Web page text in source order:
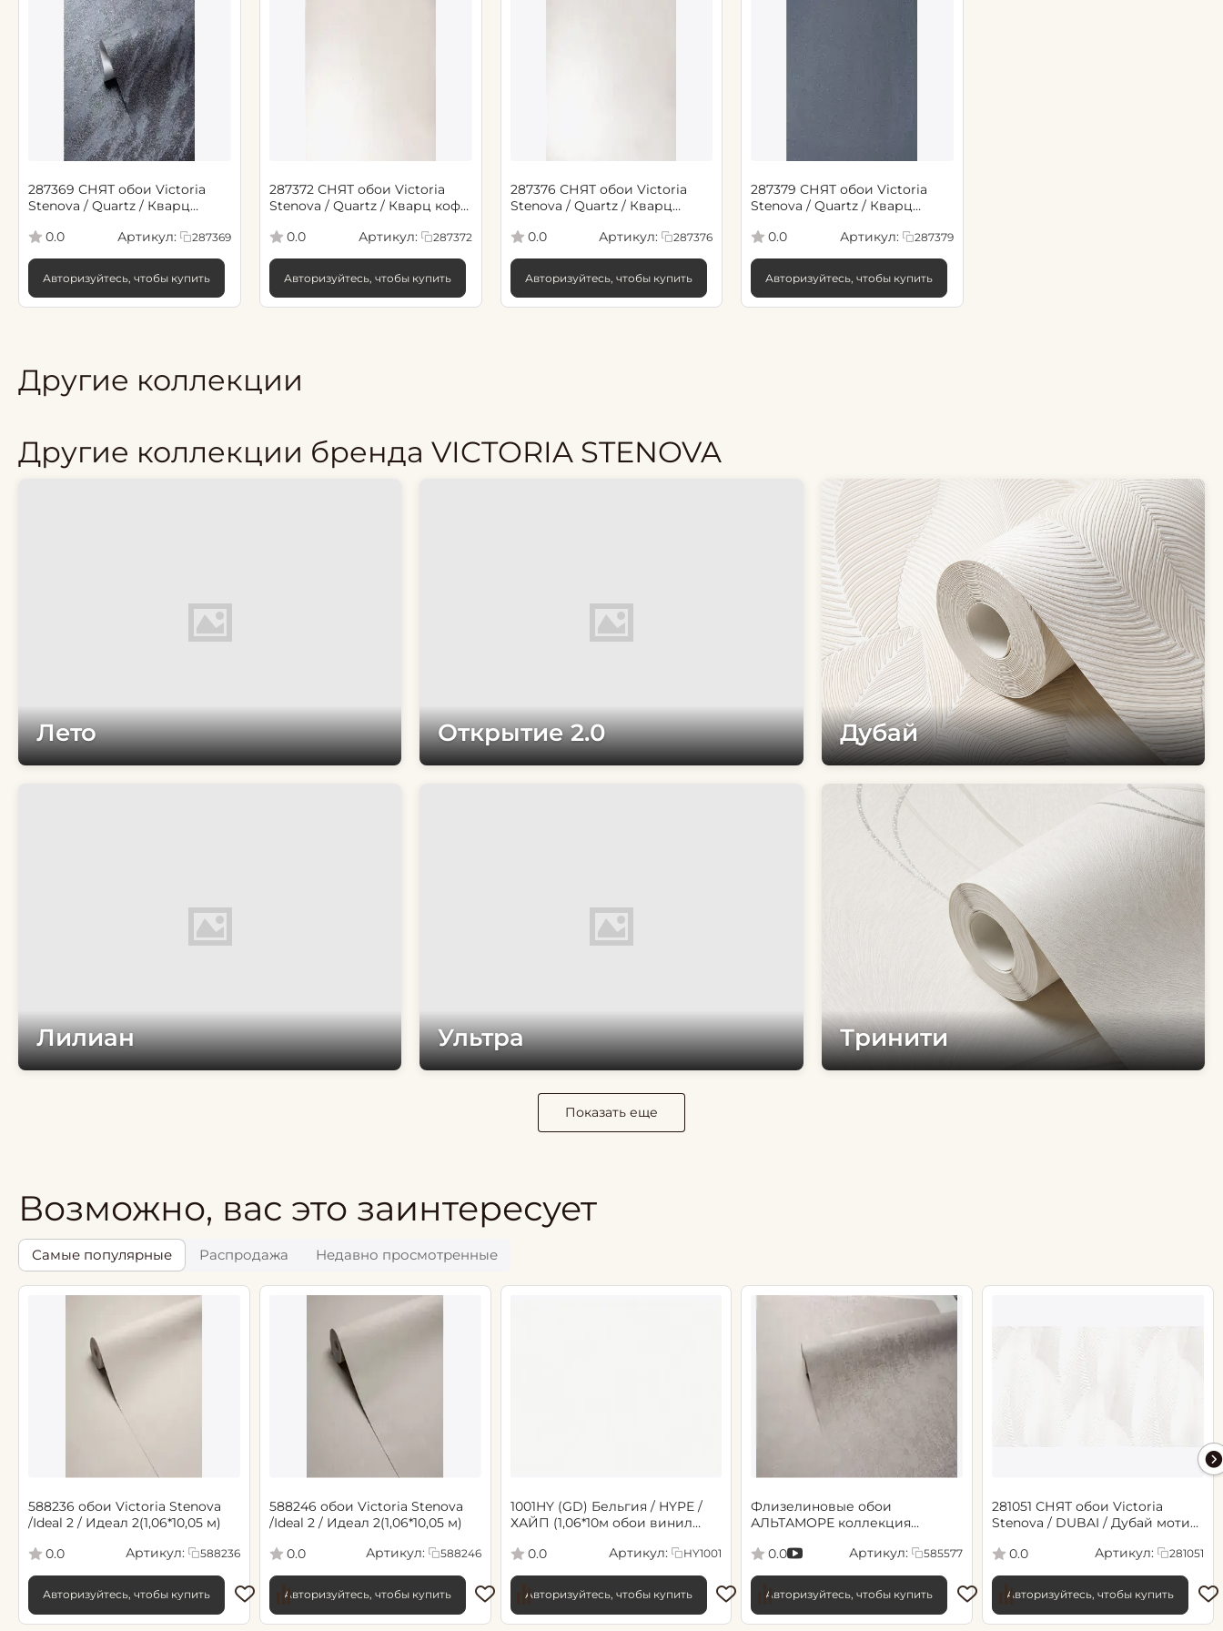
287369 СНЯТ обои Victoria
Stenova / Quartz / Кварц
0.0
Артикул: 287369
Авторизуйтесь, чтобы купить
287372 СНЯТ обои Victoria
Stenova / Quartz / Кварц кофе
0.0
Артикул: 287372
Авторизуйтесь, чтобы купить
287376 СНЯТ обои Victoria
Stenova / Quartz / Кварц
0.0
Артикул: 287376
Авторизуйтесь, чтобы купить
287379 СНЯТ обои Victoria
Stenova / Quartz / Кварц
0.0
Артикул: 287379
Авторизуйтесь, чтобы купить
Другие коллекции
Другие коллекции бренда VICTORIA STENOVA
Лето Открытие 2.0 Дубай
Лилиан Ультра Тринити
Показать еще
Возможно, вас это заинтересует
Самые популярные Распродажа Недавно просмотренные
588236 обои Victoria Stenova
/Ideal 2 / Идеал 2(1,06*10,05 м)
0.0
Артикул: 588236
Авторизуйтесь, чтобы купить
588246 обои Victoria Stenova
/Ideal 2 / Идеал 2(1,06*10,05 м)
0.0
Артикул: 588246
Авторизуйтесь, чтобы купить
1001HY (GD) Бельгия / HYPE /
ХАЙП (1,06*10м обои винил
0.0
Артикул: HY1001
Авторизуйтесь, чтобы купить
Флизелиновые обои
АЛЬТАМОРЕ коллекция
0.0
Артикул: 585577
Авторизуйтесь, чтобы купить
281051 СНЯТ обои Victoria
Stenova / DUBAI / Дубай мотив
0.0
Артикул: 281051
Авторизуйтесь, чтобы купить